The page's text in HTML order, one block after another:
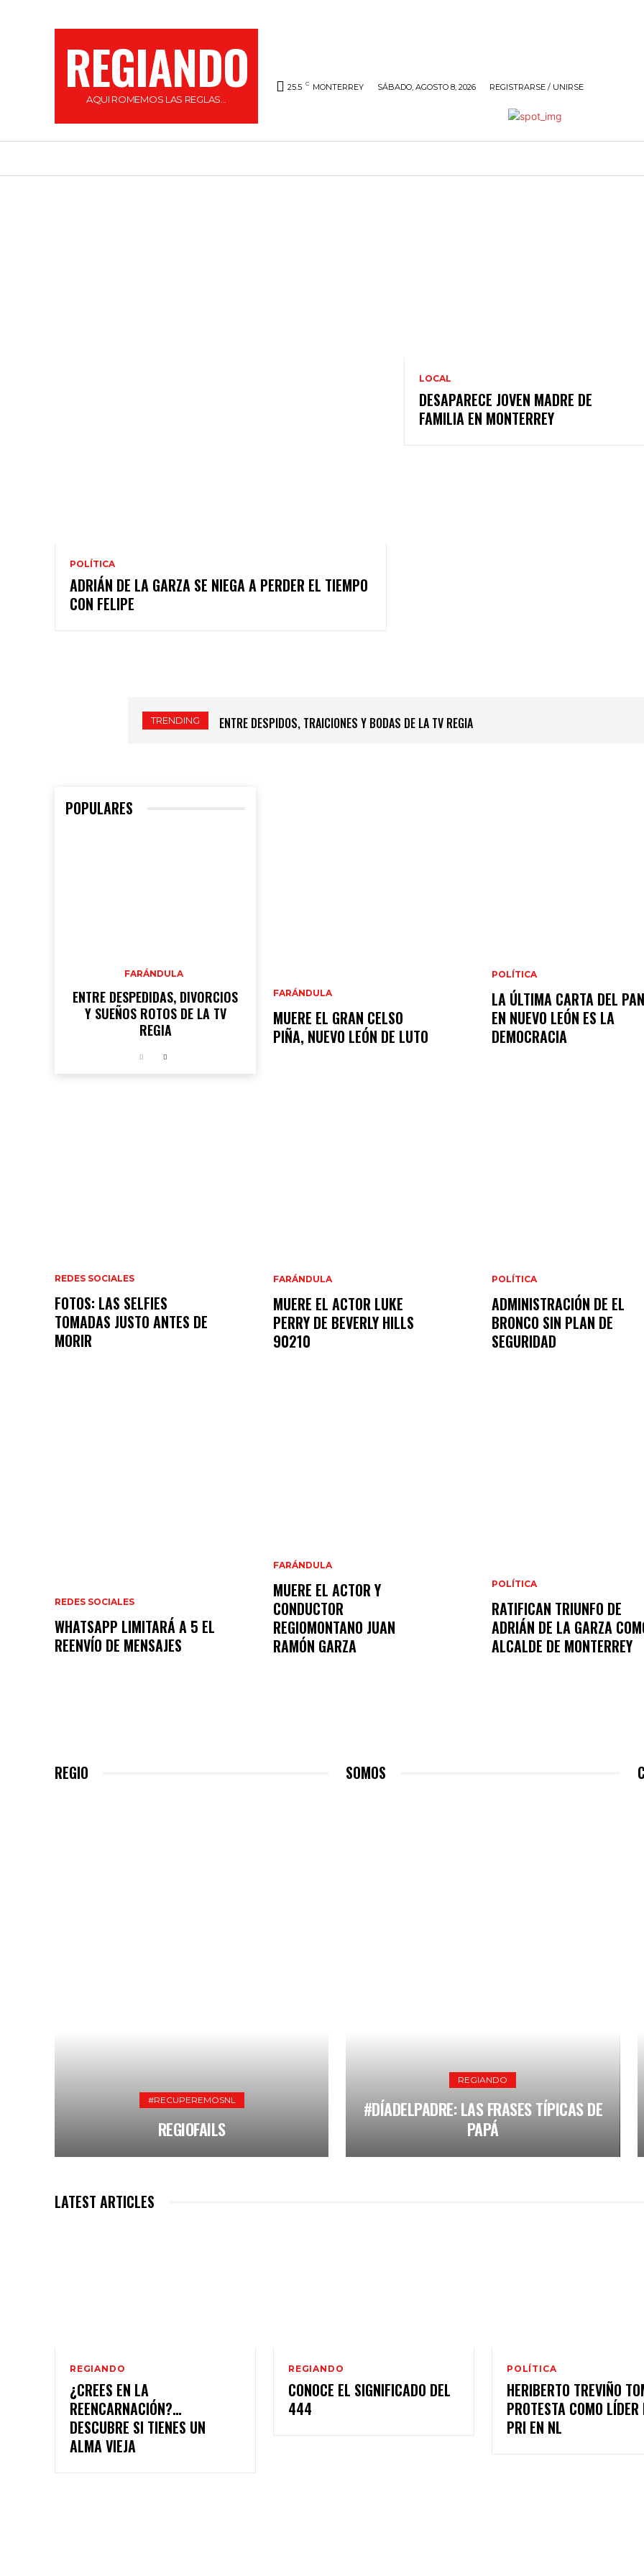
REGIANDO
AQUI ROMEMOS LAS REGLAS...
25.5 C MONTERREY SÁBADO, AGOSTO 8, 2026 REGISTRARSE / UNIRSE
POLÍTICA
ADRIÁN DE LA GARZA SE NIEGA A PERDER EL TIEMPO
CON FELIPE
LOCAL
DESAPARECE JOVEN MADRE DE
FAMILIA EN MONTERREY
TRENDING ENTRE DESPIDOS, TRAICIONES Y BODAS DE LA TV REGIA
POPULARES
FARÁNDULA
ENTRE DESPEDIDAS, DIVORCIOS
Y SUEÑOS ROTOS DE LA TV
REGIA
REDES SOCIALES
FOTOS: LAS SELFIES
TOMADAS JUSTO ANTES DE
MORIR
REDES SOCIALES
WHATSAPP LIMITARÁ A 5 EL
REENVÍO DE MENSAJES
FARÁNDULA
MUERE EL GRAN CELSO
PIÑA, NUEVO LEÓN DE LUTO
FARÁNDULA
MUERE EL ACTOR LUKE
PERRY DE BEVERLY HILLS
90210
FARÁNDULA
MUERE EL ACTOR Y
CONDUCTOR
REGIOMONTANO JUAN
RAMÓN GARZA
POLÍTICA
LA ÚLTIMA CARTA DEL PAN
EN NUEVO LEÓN ES LA
DEMOCRACIA
POLÍTICA
ADMINISTRACIÓN DE EL
BRONCO SIN PLAN DE
SEGURIDAD
POLÍTICA
RATIFICAN TRIUNFO DE
ADRIÁN DE LA GARZA
ALCALDE DE MONTERREY
REGIO
#RECUPEREMOSNL
REGIOFAILS EL INICIO
SOMOS
REGIANDO
#DÍADELPADRE: LAS FRASES TÍPICAS DE
PAPÁ
LATEST ARTICLES
REGIANDO
¿CREES EN LA
REENCARNACIÓN?…
DESCUBRE SI TIENES UN
ALMA VIEJA
REGIANDO
CONOCE EL SIGNIFICADO DEL
444
POLÍTICA
HERIBERTO TREVIÑO
PROTESTA COMO LÍDER
PRI EN NL